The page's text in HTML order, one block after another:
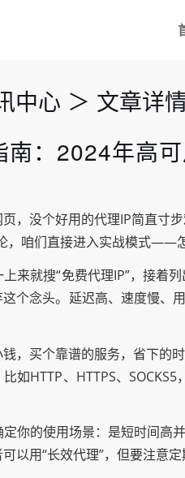
中心 ＞ 文章详
：2024年高
，没个好用的代理IP简直寸
，咱们直接进入实战模式——
来就搜“免费代理IP”，接着
个念头。延迟高、速度慢、
，买个靠谱的服务，省下的
如HTTP、HTTPS、
你的使用场景：是短时间高
以用“长效代理”，但要注意